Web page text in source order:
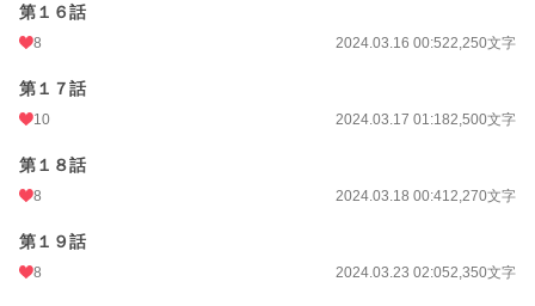
第１６話
8 2024.03.16 00:522,250文字
第１７話
10 2024.03.17 01:182,500文字
第１８話
8 2024.03.18 00:412,270文字
第１９話
8 2024.03.23 02:052,350文字